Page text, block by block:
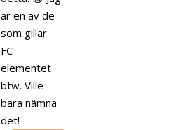
är en av de
som gillar
FC-
elementet
btw. Ville
bara nämna
det!